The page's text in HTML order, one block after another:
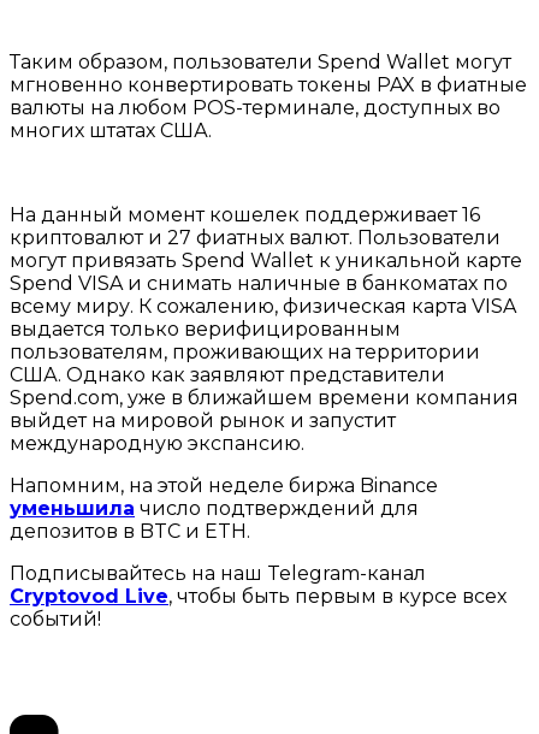
Таким образом, пользователи Spend Wallet могут
мгновенно конвертировать токены PAX в фиатные
валюты на любом POS-терминале, доступных во
многих штатах США.
На данный момент кошелек поддерживает 16
криптовалют и 27 фиатных валют. Пользователи
могут привязать Spend Wallet к уникальной карте
Spend VISA и снимать наличные в банкоматах по
всему миру. К сожалению, физическая карта VISA
выдается только верифицированным
пользователям, проживающих на территории
США. Однако как заявляют представители
Spend.com, уже в ближайшем времени компания
выйдет на мировой рынок и запустит
международную экспансию.
Напомним, на этой неделе биржа Binance
уменьшила число подтверждений для
депозитов в BTC и ETH.
Подписывайтесь на наш Telegram-канал
Cryptovod Live, чтобы быть первым в курсе всех
событий!